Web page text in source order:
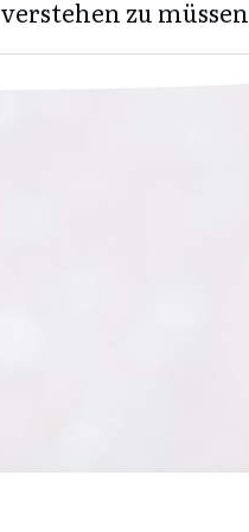
verstehen zu müssen